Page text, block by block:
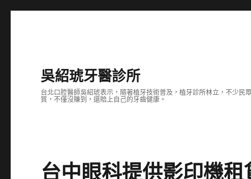
吳紹琥牙醫診所
台北口腔醫師吳紹琥表示，隨著植牙技術普及，植牙診所林立，不少
質，不僅沒賺到，還賠上自己的牙齒健康。
台中眼科提供影印機